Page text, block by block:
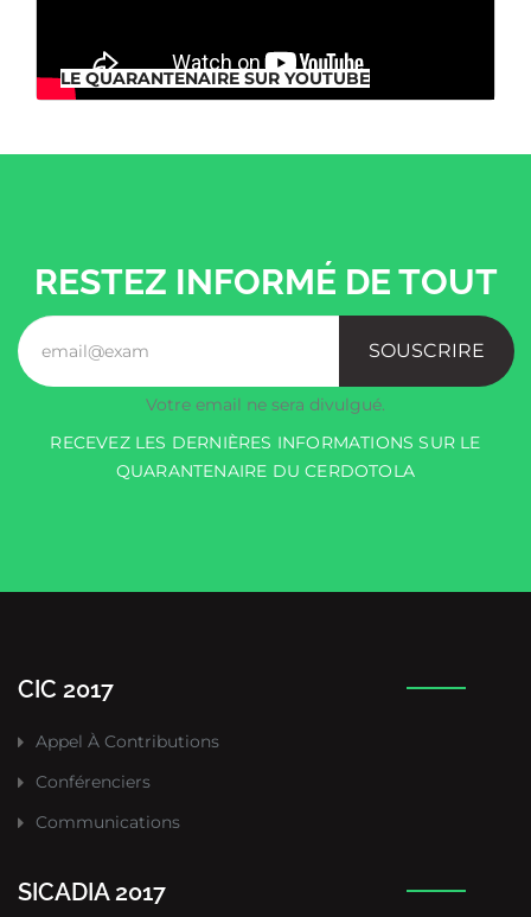
LE QUARANTENAIRE SUR YOUTUBE
RESTEZ INFORMÉ DE TOUT
SOUSCRIRE
Votre email ne sera divulgué.
RECEVEZ LES DERNIÈRES INFORMATIONS SUR LE
QUARANTENAIRE DU CERDOTOLA
CIC 2017
Appel À Contributions
Conférenciers
Communications
SICADIA 2017